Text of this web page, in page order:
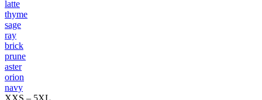
latte
thyme
sage
ray
brick
prune
aster
orion
navy
XXS – 5XL